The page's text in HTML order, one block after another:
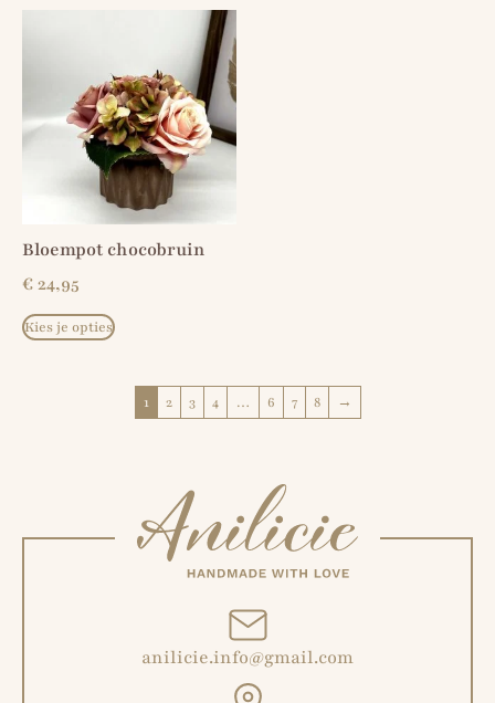
Bloempot chocobruin
€24,95
Kies je opties
1 2 3 4 … 6 7 8 →
anilicie.info@gmail.com